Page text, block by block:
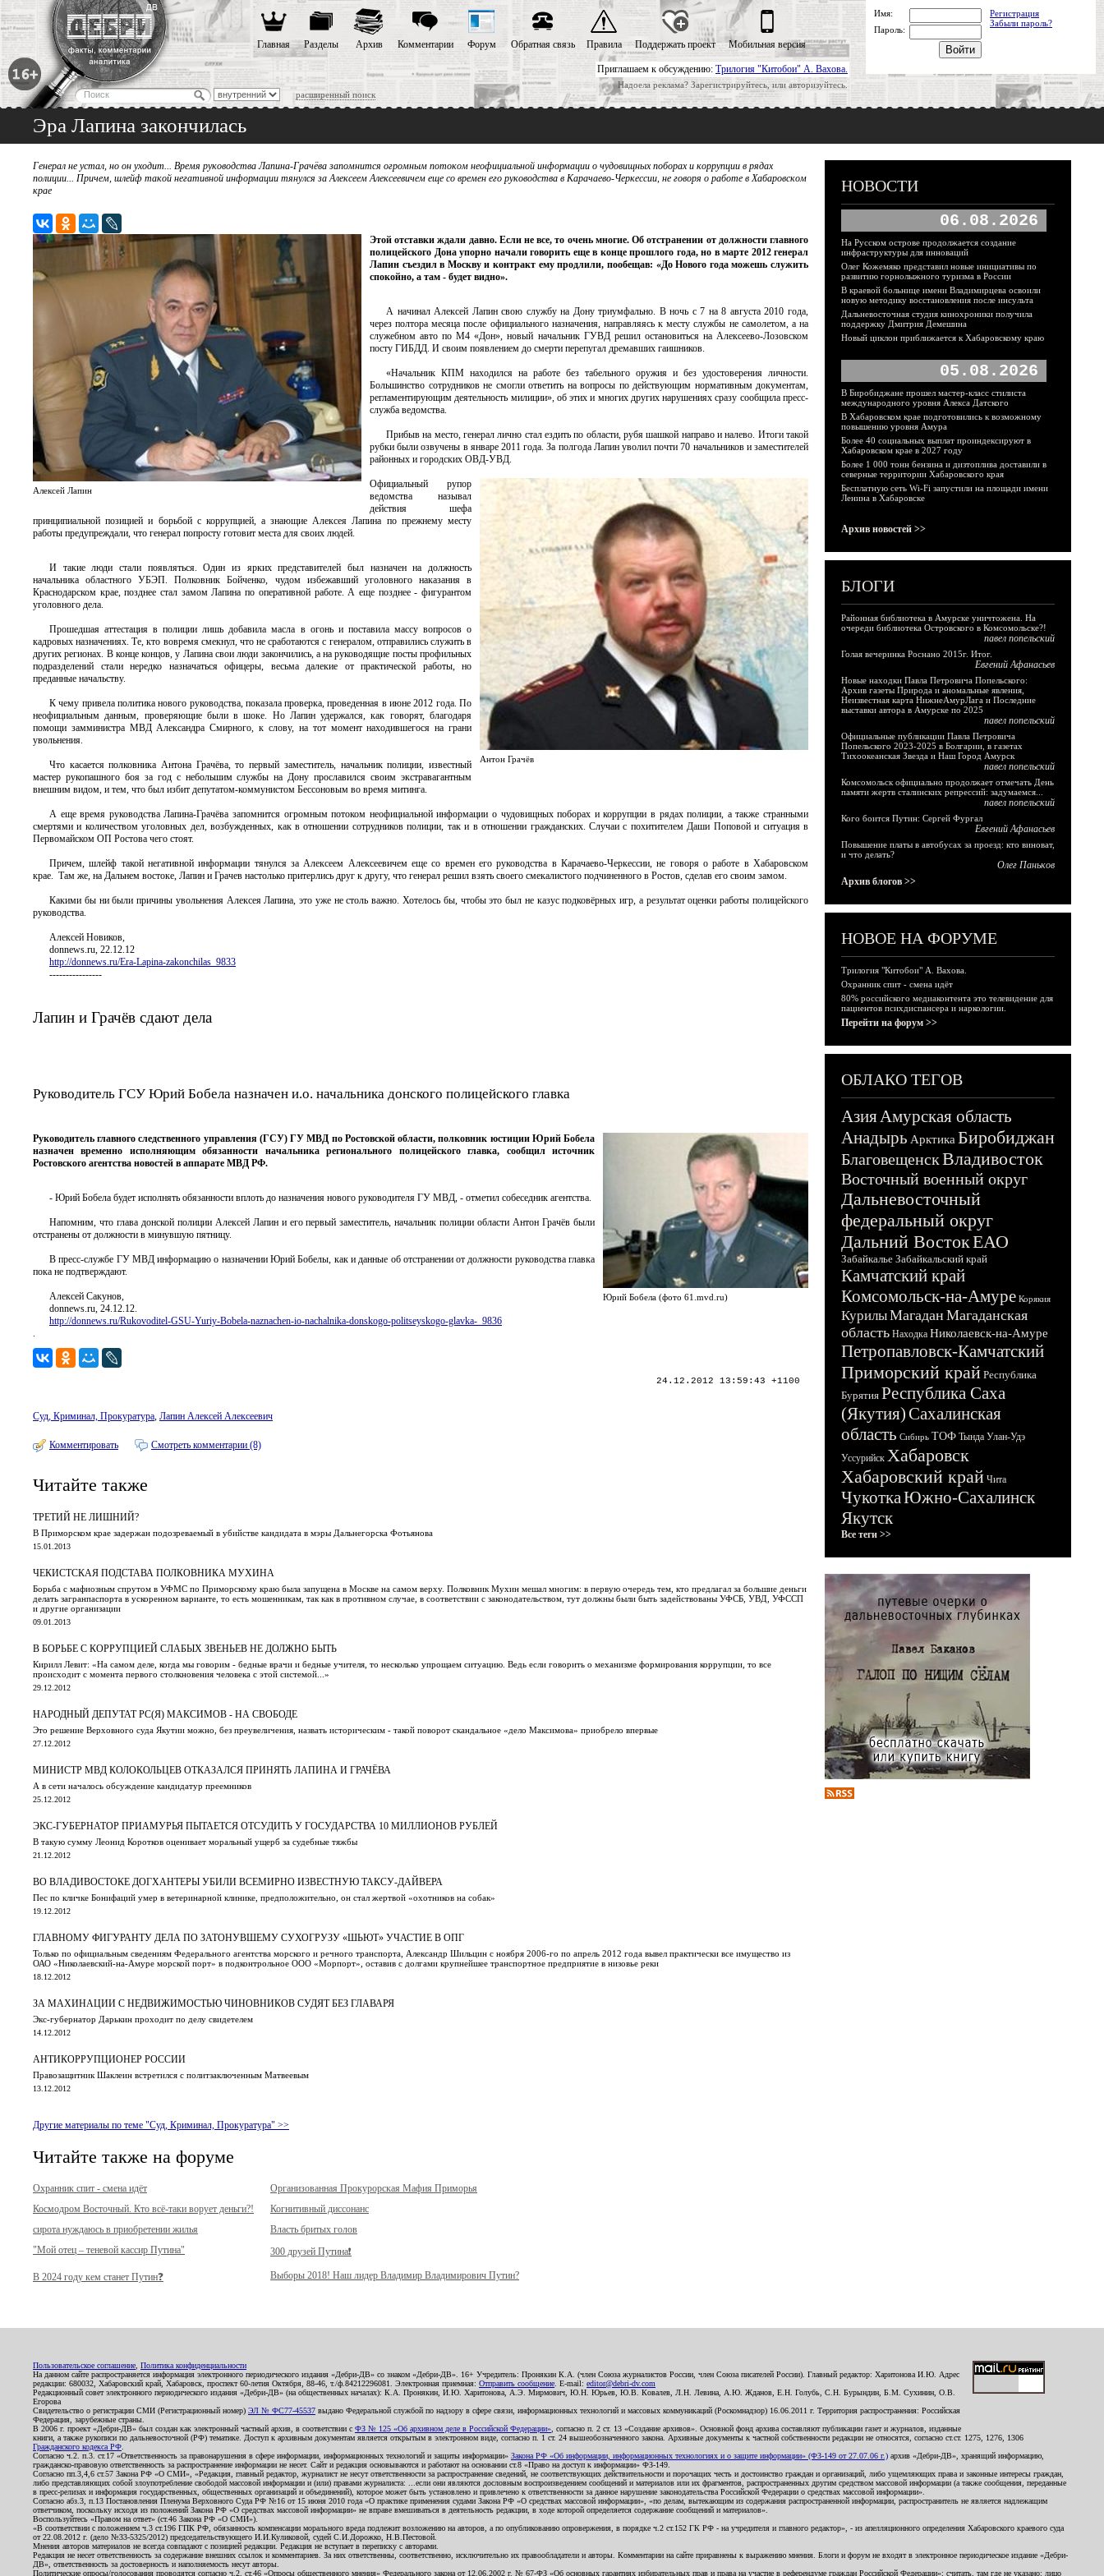
Приглашаем к обсуждению: Трилогия "Китобои" А. Вахова.
Надоела реклама? Зарегистрируйтесь, или авторизуйтесь.
расширенный поиск
Главная Разделы Архив Комментарии Форум Обратная связь Правила Поддержать проект Мобильная версия
Имя:
Регистрация
Забыли пароль?
Пароль:
Эра Лапина закончилась
Генерал не устал, но он уходит... Время руководства Лапина-Грачёва запомнится огромным потоком неофициальной информации о чудовищных поборах и коррупции в рядах
полиции... Причем, шлейф такой негативной информации тянулся за Алексеем Алексеевичем еще со времен его руководства в Карачаево-Черкессии, не говоря о работе в Хабаровском
крае
Алексей Лапин
Этой отставки ждали давно. Если не все, то очень многие. Об отстранении от должности главного
полицейского Дона упорно начали говорить еще в конце прошлого года, но в марте 2012 генерал
Лапин съездил в Москву и контракт ему продлили, пообещав: «До Нового года можешь служить
спокойно, а там - будет видно».
А начинал Алексей Лапин свою службу на Дону триумфально. В ночь с 7 на 8 августа 2010 года,
через полтора месяца после официального назначения, направляясь к месту службы не самолетом, а на
служебном авто по М4 «Дон», новый начальник ГУВД решил остановиться на Алексеево-Лозовском
посту ГИБДД. И своим появлением до смерти перепугал дремавших гаишников.
«Начальник КПМ находился на работе без табельного оружия и без удостоверения личности.
Большинство сотрудников не смогли ответить на вопросы по действующим нормативным документам,
регламентирующим деятельность милиции», об этих и многих других нарушениях сразу сообщила пресс-
служба ведомства.
Прибыв на место, генерал лично стал ездить по области, рубя шашкой направо и налево. Итоги такой
рубки были озвучены в январе 2011 года. За полгода Лапин уволил почти 70 начальников и заместителей
районных и городских ОВД-УВД.
Антон Грачёв
Официальный рупор
ведомства называл
действия шефа
принципиальной позицией и борьбой с коррупцией, а знающие Алексея Лапина по прежнему месту
работы предупреждали, что генерал попросту готовит места для своих людей.
И такие люди стали появляться. Один из ярких представителей был назначен на должность
начальника областного УБЭП. Полковник Бойченко, чудом избежавший уголовного наказания в
Краснодарском крае, позднее стал замом Лапина по оперативной работе. А еще позднее - фигурантом
уголовного дела.
Прошедшая аттестация в полиции лишь добавила масла в огонь и поставила массу вопросов о
кадровых назначениях. Те, кто вовремя смекнул, что не сработаются с генералом, отправились служить в
других регионах. В конце концов, у Лапина свои люди закончились, а на руководящие посты профильных
подразделений стали нередко назначаться офицеры, весьма далекие от практической работы, но
преданные начальству.
К чему привела политика нового руководства, показала проверка, проведенная в июне 2012 года. По
неофициальным данным, проверяющие были в шоке. Но Лапин удержался, как говорят, благодаря
помощи замминистра МВД Александра Смирного, к слову, на тот момент находившегося на грани
увольнения.
Что касается полковника Антона Грачёва, то первый заместитель, начальник полиции, известный
мастер рукопашного боя за год с небольшим службы на Дону прославился своим экстравагантным
внешним видом, и тем, что был избит депутатом-коммунистом Бессоновым во время митинга.
А еще время руководства Лапина-Грачёва запомнится огромным потоком неофициальной информации о чудовищных поборах и коррупции в рядах полиции, а также странными
смертями и количеством уголовных дел, возбужденных, как в отношении сотрудников полиции, так и в отношении гражданских. Случаи с похитителем Даши Поповой и ситуация в
Первомайском ОП Ростова чего стоят.
Причем, шлейф такой негативной информации тянулся за Алексеем Алексеевичем еще со времен его руководства в Карачаево-Черкессии, не говоря о работе в Хабаровском
крае. Там же, на Дальнем востоке, Лапин и Грачев настолько притерлись друг к другу, что генерал решил взять своего смекалистого подчиненного в Ростов, сделав его своим замом.
Какими бы ни были причины увольнения Алексея Лапина, это уже не столь важно. Хотелось бы, чтобы это был не казус подковёрных игр, а результат оценки работы полицейского
руководства.
Алексей Новиков,
donnews.ru, 22.12.12
http://donnews.ru/Era-Lapina-zakonchilas_9833
----------------
Лапин и Грачёв сдают дела
Руководитель ГСУ Юрий Бобела назначен и.о. начальника донского полицейского главка
Юрий Бобела (фото 61.mvd.ru)
Руководитель главного следственного управления (ГСУ) ГУ МВД по Ростовской области, полковник юстиции Юрий Бобела
назначен временно исполняющим обязанности начальника регионального полицейского главка, сообщил источник
Ростовского агентства новостей в аппарате МВД РФ.
- Юрий Бобела будет исполнять обязанности вплоть до назначения нового руководителя ГУ МВД, - отметил собеседник агентства.
Напомним, что глава донской полиции Алексей Лапин и его первый заместитель, начальник полиции области Антон Грачёв были
отстранены от должности в минувшую пятницу.
В пресс-службе ГУ МВД информацию о назначении Юрий Бобелы, как и данные об отстранении от должности руководства главка
пока не подтверждают.
Алексей Сакунов,
donnews.ru, 24.12.12.
http://donnews.ru/Rukovoditel-GSU-Yuriy-Bobela-naznachen-io-nachalnika-donskogo-politseyskogo-glavka-_9836
.
24.12.2012 13:59:43 +1100
Суд, Криминал, Прокуратура, Лапин Алексей Алексеевич
Комментировать Смотреть комментарии (8)
Читайте также
ТРЕТИЙ НЕ ЛИШНИЙ?
В Приморском крае задержан подозреваемый в убийстве кандидата в мэры Дальнегорска Фотьянова
15.01.2013
ЧЕКИСТСКАЯ ПОДСТАВА ПОЛКОВНИКА МУХИНА
Борьба с мафиозным спрутом в УФМС по Приморскому краю была запущена в Москве на самом верху. Полковник Мухин мешал многим: в первую очередь тем, кто предлагал за большие деньги
делать загранпаспорта в ускоренном варианте, то есть мошенникам, так как в противном случае, в соответствии с законодательством, тут должны были быть задействованы УФСБ, УВД, УФССП
и другие организации
09.01.2013
В БОРЬБЕ С КОРРУПЦИЕЙ СЛАБЫХ ЗВЕНЬЕВ НЕ ДОЛЖНО БЫТЬ
Кирилл Левит: «На самом деле, когда мы говорим - бедные врачи и бедные учителя, то несколько упрощаем ситуацию. Ведь если говорить о механизме формирования коррупции, то все
происходит с момента первого столкновения человека с этой системой...»
29.12.2012
НАРОДНЫЙ ДЕПУТАТ РС(Я) МАКСИМОВ - НА СВОБОДЕ
Это решение Верховного суда Якутии можно, без преувеличения, назвать историческим - такой поворот скандальное «дело Максимова» приобрело впервые
27.12.2012
МИНИСТР МВД КОЛОКОЛЬЦЕВ ОТКАЗАЛСЯ ПРИНЯТЬ ЛАПИНА И ГРАЧЁВА
А в сети началось обсуждение кандидатур преемников
25.12.2012
ЭКС-ГУБЕРНАТОР ПРИАМУРЬЯ ПЫТАЕТСЯ ОТСУДИТЬ У ГОСУДАРСТВА 10 МИЛЛИОНОВ РУБЛЕЙ
В такую сумму Леонид Коротков оценивает моральный ущерб за судебные тяжбы
21.12.2012
ВО ВЛАДИВОСТОКЕ ДОГХАНТЕРЫ УБИЛИ ВСЕМИРНО ИЗВЕСТНУЮ ТАКСУ-ДАЙВЕРА
Пес по кличке Бонифаций умер в ветеринарной клинике, предположительно, он стал жертвой «охотников на собак»
19.12.2012
ГЛАВНОМУ ФИГУРАНТУ ДЕЛА ПО ЗАТОНУВШЕМУ СУХОГРУЗУ «ШЬЮТ» УЧАСТИЕ В ОПГ
Только по официальным сведениям Федерального агентства морского и речного транспорта, Александр Шильцин с ноября 2006-го по апрель 2012 года вывел практически все имущество из
ОАО «Николаевский-на-Амуре морской порт» в подконтрольное ООО «Морпорт», оставив с долгами крупнейшее транспортное предприятие в низовье реки
18.12.2012
ЗА МАХИНАЦИИ С НЕДВИЖИМОСТЬЮ ЧИНОВНИКОВ СУДЯТ БЕЗ ГЛАВАРЯ
Экс-губернатор Дарькин проходит по делу свидетелем
14.12.2012
АНТИКОРРУПЦИОНЕР РОССИИ
Правозащитник Шаклеин встретился с политзаключенным Матвеевым
13.12.2012
Другие материалы по теме "Суд, Криминал, Прокуратура" >>
Читайте также на форуме
Охранник спит - смена идёт
Организованная Прокурорская Мафия Приморья
Космодром Восточный. Кто всё-таки ворует деньги?!
Когнитивный диссонанс
сирота нуждаюсь в приобретении жилья
Власть бритых голов
"Мой отец – теневой кассир Путина"
300 друзей Путина❗️
В 2024 году кем станет Путин❓ Выборы 2018! Наш лидер Владимир Владимирович Путин?
НОВОСТИ
06.08.2026
На Русском острове продолжается создание
инфраструктуры для инноваций
Олег Кожемяко представил новые инициативы по
развитию горнолыжного туризма в России
В краевой больнице имени Владимирцева освоили
новую методику восстановления после инсульта
Дальневосточная студия кинохроники получила
поддержку Дмитрия Демешина
Новый циклон приближается к Хабаровскому краю
05.08.2026
В Биробиджане прошел мастер-класс стилиста
международного уровня Алекса Датского
В Хабаровском крае подготовились к возможному
повышению уровня Амура
Более 40 социальных выплат проиндексируют в
Хабаровском крае в 2027 году
Более 1 000 тонн бензина и дизтоплива доставили в
северные территории Хабаровского края
Бесплатную сеть Wi-Fi запустили на площади имени
Ленина в Хабаровске
Архив новостей >>
БЛОГИ
Районная библиотека в Амурске уничтожена. На
очереди библиотека Островского в Комсомольске?!
павел попельский
Голая вечеринка Роснано 2015г. Итог.
Евгений Афанасьев
Новые находки Павла Петровича Попельского:
Архив газеты Природа и аномальные явления,
Неизвестная карта НижнеАмурЛага и Последние
выставки автора в Амурске по 2025
павел попельский
Официальные публикации Павла Петровича
Попельского 2023-2025 в Болгарии, в газетах
Тихоокеанская Звезда и Наш Город Амурск
павел попельский
Комсомольск официально продолжает отмечать День
памяти жертв сталинских репрессий: задумаемся...
павел попельский
Кого боится Путин: Сергей Фургал
Евгений Афанасьев
Повышение платы в автобусах за проезд: кто виноват,
и что делать?
Олег Паньков
Архив блогов >>
НОВОЕ НА ФОРУМЕ
Трилогия "Китобои" А. Вахова.
Охранник спит - смена идёт
80% российского медиаконтента это телевидение для
пациентов психдиспансера и наркологии.
Перейти на форум >>
ОБЛАКО ТЕГОВ
АзияАмурская область
Анадырь Арктика Биробиджан
БлаговещенскВладивосток
Восточный военный округ
Дальневосточный
федеральный округ
Дальний ВостокЕАО
Забайкалье Забайкальский край
Камчатский край
Комсомольск-на-Амуре Корякия
КурилыМагадан Магаданская
область Находка Николаевск-на-Амуре
Петропавловск-Камчатский
Приморский край Республика
Бурятия Республика Саха
(Якутия)Сахалинская
область Сибирь ТОФ Тында Улан-Удэ
Уссурийск Хабаровск
Хабаровский край Чита
ЧукоткаЮжно-Сахалинск
Якутск
Все теги >>
Пользовательское соглашение Политика конфиденциальности
На данном сайте распространяется информация электронного периодического издания «Дебри-ДВ» со знаком «Дебри-ДВ». 16+ Учредитель: Пронякин К.А. (член Союза журналистов России, член Союза писателей России). Главный редактор: Харитонова И.Ю. Адрес
редакции: 680032, Хабаровский край, Хабаровск, проспект 60-летия Октября, 88-46, т./ф.84212296081. Электронная приемная: Отправить сообщение . E-mail: editor@debri-dv.com
Редакционный совет электронного периодического издания «Дебри-ДВ» (на общественных началах): К.А. Пронякин, И.Ю. Харитонова, А.Э. Мирмович, Ю.Н. Юрьев, Ю.В. Ковалев, Л.Н. Левина, А.Ю. Жданов, Е.Н. Голубь, С.Н. Бурындин, Б.М. Сухинин, О.В.
Егорова
Свидетельство о регистрации СМИ (Регистрационный номер) ЭЛ № ФС77-45537 выдано Федеральной службой по надзору в сфере связи, информационных технологий и массовых коммуникаций (Роскомнадзор) 16.06.2011 г. Территория распространения: Российская
Федерация, зарубежные страны.
В 2006 г. проект «Дебри-ДВ» был создан как электронный частный архив, в соответствии с ФЗ № 125 «Об архивном деле в Российской Федерации» , согласно п. 2 ст. 13 «Создание архивов». Основной фонд архива составляют публикации газет и журналов, изданные
книги, а также рукописи по дальневосточной (РФ) тематике. Доступ к архивным документам является открытым в электронном виде, согласно п. 1 ст. 24 вышеобозначенного закона. Архивные документы к частной собственности редакции не относятся, согласно ст.ст. 1275, 1276, 1306
Гражданского кодекса РФ
Согласно ч.2. п.3. ст.17 «Ответственность за правонарушения в сфере информации, информационных технологий и защиты информации» Закона РФ «Об информации, информационных технологиях и о защите информации» (ФЗ-149 от 27.07.06 г.) архив «Дебри-ДВ», хранящий информацию,
гражданско-правовую ответственность за распространение информации не несет. Сайт и редакция основываются и работают на основании ст.8 «Право на доступ к информации» ФЗ-149.
Согласно пп.3,4,6 ст.57 Закона РФ «О СМИ», «Редакция, главный редактор, журналист не несут ответственности за распространение сведений, не соответствующих действительности и порочащих честь и достоинство граждан и организаций, либо ущемляющих права и законные интересы граждан,
либо представляющих собой злоупотребление свободой массовой информации и (или) правами журналиста: ...если они являются дословным воспроизведением сообщений и материалов или их фрагментов, распространенных другим средством массовой информации (а также сообщения, переданные
в пресс-релизах и информация государственных, общественных организаций и объединений), которое может быть установлено и привлечено к ответственности за данное нарушение законодательства Российской Федерации о средствах массовой информации».
Согласно абз.3, п.13 Постановления Пленума Верховного Суда РФ №16 от 15 июня 2010 года «О практике применения судами Закона РФ «О средствах массовой информации», «по делам, вытекающим из содержания распространенной информации, распространитель не является надлежащим
ответчиком, поскольку исходя из положений Закона РФ «О средствах массовой информации» не вправе вмешиваться в деятельность редакции, в ходе которой определяется содержание сообщений и материалов».
Воспользуйтесь «Правом на ответ» (ст.46 Закона РФ «О СМИ»).
«В соответствии с положением ч.3 ст.196 ГПК РФ, обязанность компенсации морального вреда подлежит возложению на авторов, а по опубликованию опровержения, в порядке ч.2 ст.152 ГК РФ - на учредителя и главного редактор», - из апелляционного определения Хабаровского краевого суда
от 22.08.2012 г. (дело №33-5325/2012) председательствующего И.И.Куликовой, судей С.И.Дорожко, Н.В.Пестовой.
Мнения авторов материалов не всегда совпадают с позицией редакции. Редакция не вступает в переписку с авторами.
Редакция не несет ответственность за содержание внешних ссылок и комментариев. За них ответственны, соответственно, исключительно их правообладатели и авторы. Комментарии на сайте приравнены к выражению мнения. Блоги и форум не входят в электронное периодическое издание «Дебри-
ДВ», ответственность за достоверность и наполняемость несут авторы.
Политические опросы/голосования проводятся согласно ч.2. ст.46 «Опросы общественного мнения» Федерального закона от 12.06.2002 г. № 67-ФЗ «Об основных гарантиях избирательных прав и права на участие в референдуме граждан Российской Федерации»; считать, там где не указано: лицо